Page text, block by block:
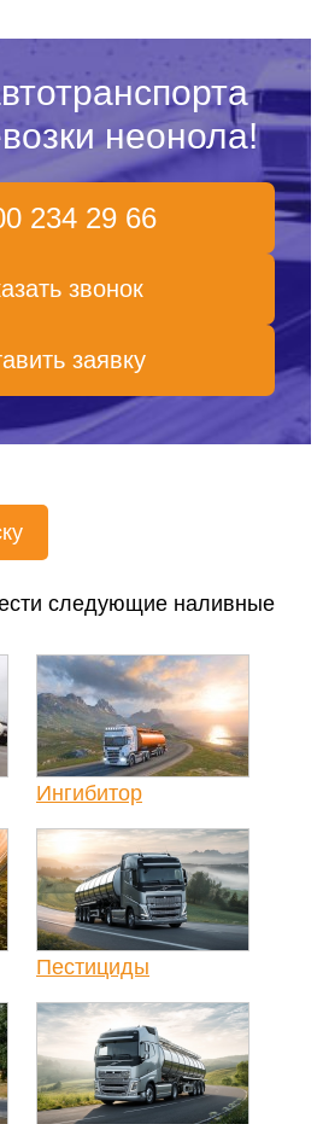
неонола!
234 29 66
звонок
заявку
следующие наливные
Ингибитор
Пестициды